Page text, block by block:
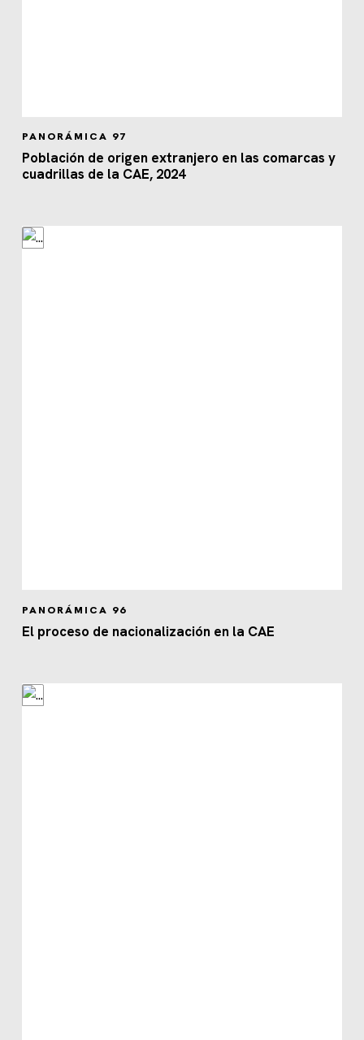
PANORÁMICA 97
Población de origen extranjero en las comarcas y
cuadrillas de la CAE, 2024
PANORÁMICA 96
El proceso de nacionalización en la CAE